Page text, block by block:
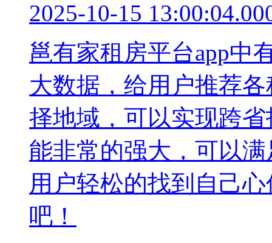
2025-10-15
邕有家租房平台app中
大数据，给用户推荐
择地域，可以实现跨
能非常的强大，可以
用户轻松的找到自己
吧！